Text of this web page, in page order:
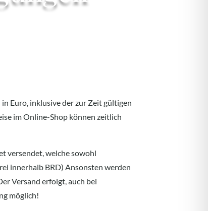
Euro, inklusive der zur Zeit gültigen
im Online-Shop können zeitlich
versendet, welche sowohl
innerhalb BRD) Ansonsten werden
Versand erfolgt, auch bei
möglich!